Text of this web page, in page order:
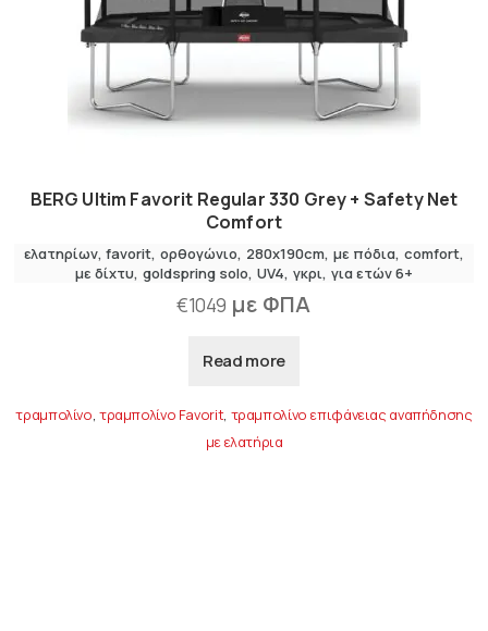
BERG Ultim Favorit Regular 330 Grey + Safety Net
Comfort
ελατηρίων favorit ορθογώνιο 280x190cm με πόδια comfort,
με δίχτυ goldspring solo UV4 γκρι για ετών 6+
€1049 με ΦΠΑ
Read more
τραμπολίνο, τραμπολίνο Favorit, τραμπολίνο επιφάνειας αναπήδησης
με ελατήρια